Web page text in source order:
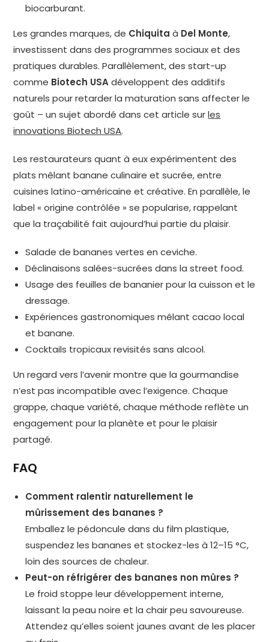
biocarburant.
Les grandes marques, de Chiquita à Del Monte,
investissent dans des programmes sociaux et des
pratiques durables. Parallèlement, des start-up
comme Biotech USAdéveloppent des additifs
naturels pour retarder la maturation sans affecter le
goût – un sujet abordé dans cet article surles
innovations Biotech USA.
Les restaurateurs quant à eux expérimentent des
plats mêlant banane culinaire et sucrée, entre
cuisines latino-américaine et créative. En parallèle, le
label « origine contrôlée » se popularise, rappelant
que la traçabilité fait aujourd’hui partie du plaisir.
Salade de bananes vertes en ceviche.
Déclinaisons salées-sucrées dans la street food.
Usage des feuilles de bananier pour la cuisson et le
dressage.
Expériences gastronomiques mêlant cacao local
et banane.
Cocktails tropicaux revisités sans alcool.
Un regard vers l’avenir montre que la gourmandise
n’est pas incompatible avec l’exigence. Chaque
grappe, chaque variété, chaque méthode reflète un
engagement pour la planète et pour le plaisir
partagé.
FAQ
Comment ralentir naturellement le
mûrissement des bananes ?
Emballez le pédoncule dans du film plastique,
suspendez les bananes et stockez-les à 12–15 °C,
loin des sources de chaleur.
Peut-on réfrigérer des bananes non mûres ?
Le froid stoppe leur développement interne,
laissant la peau noire et la chair peu savoureuse.
Attendez qu’elles soient jaunes avant de les placer